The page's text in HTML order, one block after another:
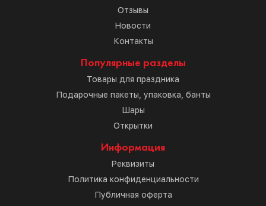
Отзывы
Новости
Контакты
Популярные разделы
Товары для праздника
Подарочные пакеты, упаковка, банты
Шары
Открытки
Информация
Реквизиты
Политика конфиденциальности
Публичная оферта